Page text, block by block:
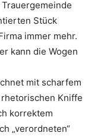
Stück
immer mehr.
kann die Wogen
mit scharfem
Kniffe
korrektem
„verordneten“